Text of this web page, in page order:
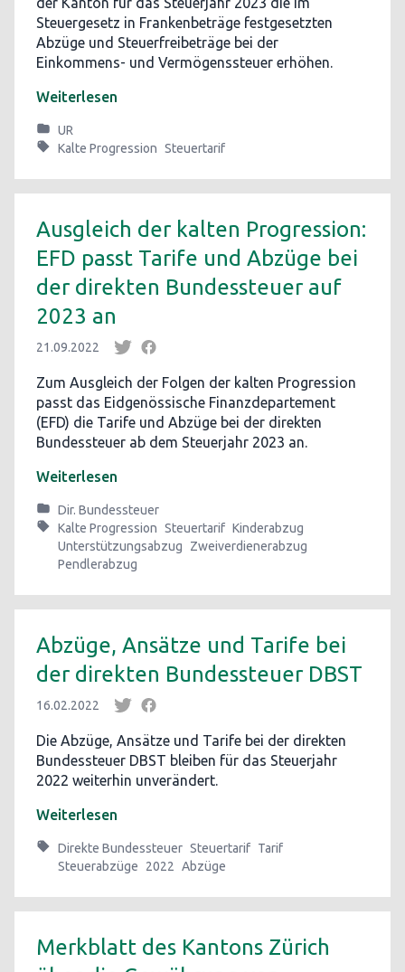
Steuergesetz in Frankenbeträge festgesetzten
Abzüge und Steuerfreibeträge bei der
Einkommens- und Vermögenssteuer erhöhen.
Weiterlesen
UR
Kalte Progression Steuertarif
Ausgleich der kalten Progression:
EFD passt Tarife und Abzüge bei
der direkten Bundessteuer auf
2023 an
21.09.2022
Zum Ausgleich der Folgen der kalten Progression
passt das Eidgenössische Finanzdepartement
(EFD) die Tarife und Abzüge bei der direkten
Bundessteuer ab dem Steuerjahr 2023 an.
Weiterlesen
Dir. Bundessteuer
Kalte Progression Steuertarif Kinderabzug
Unterstützungsabzug
Zweiverdienerabzug
Pendlerabzug
Abzüge, Ansätze und Tarife bei
der direkten Bundessteuer DBST
16.02.2022
Die Abzüge, Ansätze und Tarife bei der direkten
Bundessteuer DBST bleiben für das Steuerjahr
2022 weiterhin unverändert.
Weiterlesen
Direkte Bundessteuer Steuertarif Tarif
Steuerabzüge
2022 Abzüge
Merkblatt des Kantons Zürich